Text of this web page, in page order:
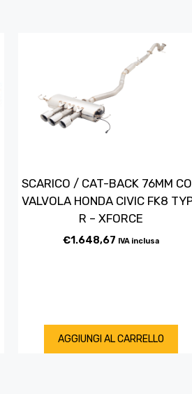
SCARICO / CAT-BACK 76MM
VALVOLA HONDA CIVIC FK8
R – XFORCE
€1.648,67 IVA inclusa
AGGIUNGI AL CARRELLO